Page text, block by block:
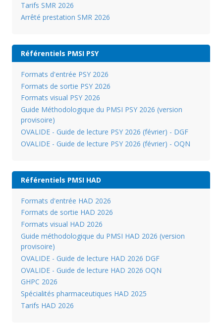
Tarifs SMR 2026
Arrêté prestation SMR 2026
Référentiels PMSI PSY
Formats d'entrée PSY 2026
Formats de sortie PSY 2026
Formats visual PSY 2026
Guide Méthodologique du PMSI PSY 2026 (version
provisoire)
OVALIDE - Guide de lecture PSY 2026 (février) - DGF
OVALIDE - Guide de lecture PSY 2026 (février) - OQN
Référentiels PMSI HAD
Formats d'entrée HAD 2026
Formats de sortie HAD 2026
Formats visual HAD 2026
Guide méthodologique du PMSI HAD 2026 (version
provisoire)
OVALIDE - Guide de lecture HAD 2026 DGF
OVALIDE - Guide de lecture HAD 2026 OQN
GHPC 2026
Spécialités pharmaceutiques HAD 2025
Tarifs HAD 2026